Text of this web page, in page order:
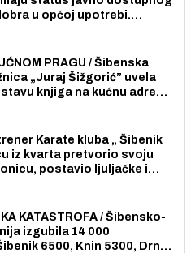
u općoj upotrebi.
PRAGU / Šibenska
„Juraj Šižgorić” uvela
knjiga na kućnu adresu
Karate kluba „ Šibenik
iz kvarta pretvorio svoju
postavio ljuljačke i
KATASTROFA / Šibensko-
izgubila 14 000
6500, Knin 5300, Drniš